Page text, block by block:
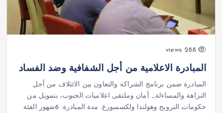
288 views
المبادرة الاعلامية من أجل الشفافية وضد الفساد
المبادرة ضمن برنامج الشراكة والتعاون بين الائتلاف من أجل
النزاهة والمساءلة_ أمان وملتقى اعلاميات الجنوب، بتمويل من
حكومات النرويج وهولندا ولكسمبورغ. مدة المبادرة: 6شهور الفئة